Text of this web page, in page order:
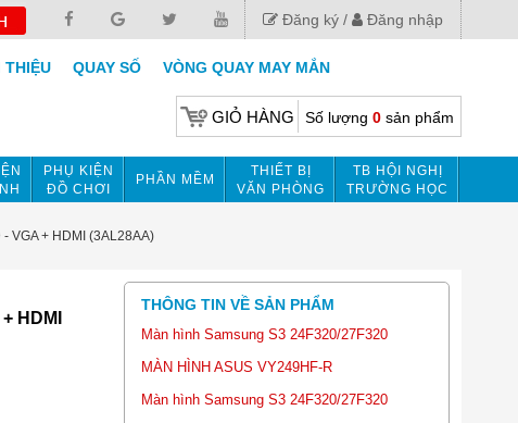
Đăng ký Đăng nhập
THIỆU QUAY SỐ VÒNG QUAY MAY MẮN
GIỎ HÀNG Số lượng 0sản phẩm
PHỤ KIỆN
ĐỒ CHƠI
PHẦN MỀM
THIẾT BỊ
VĂN PHÒNG
TB HỘI NGHỊ
TRƯỜNG HỌC
VGA + HDMI (3AL28AA)
HDMI
THÔNG TIN VỀ SẢN PHẨM
Màn hình Samsung S3 24F320/27F320
MÀN HÌNH ASUS VY249HF-R
Màn hình Samsung S3 24F320/27F320